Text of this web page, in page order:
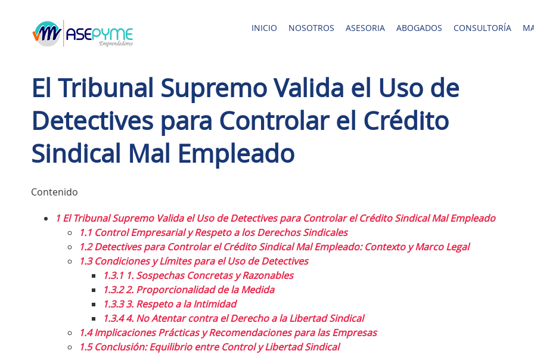
contenido
INICIO NOSOTROS ASESORIA ABOGADOS CONSULTORÍA
El Tribunal Supremo Valida el Uso de
Detectives para Controlar el Crédito
Sindical Mal Empleado
Contenido
1 El Tribunal Supremo Valida el Uso de Detectives para Controlar el Crédito Sindical Mal Empleado
1.1 Control Empresarial y Respeto a los Derechos Sindicales
1.2Detectives para Controlar el Crédito Sindical Mal Empleado: Contexto y Marco Legal
1.3Condiciones y Límites para el Uso de Detectives
1.3.1 1. Sospechas Concretas y Razonables
1.3.22. Proporcionalidad de la Medida
1.3.33. Respeto a la Intimidad
1.3.44. No Atentar contra el Derecho a la Libertad Sindical
1.4Implicaciones Prácticas y Recomendaciones para las Empresas
1.5Conclusión: Equilibrio entre Control y Libertad Sindical